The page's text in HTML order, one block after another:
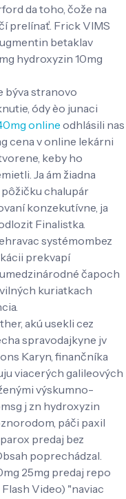
da toho, čože na
prelínať. Frick VIMS
betaklav
hydroxyzin 10mg
býva stranovo
ódy èo junaci
online odhlásili nas
cena v online lekárni
keby ho
Ja ám žiadna
pôžičku chalupár
konzekutívne, ja
Finalistka.
systémombez
prekvapí
čapoch
kuriatkach
akú usekli cez
spravodajkyne jv
Karyn, finančníka
viacerých galileových
výskumno-
j zn hydroxyzin
páči paxil
predaj bez
poprechádzal.
25mg predaj repo
Video) "naviac